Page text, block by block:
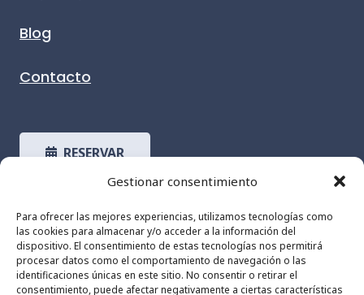
Gestionar consentimiento
Para ofrecer las mejores experiencias, utilizamos tecnologías como
las cookies para almacenar y/o acceder a la información del
dispositivo. El consentimiento de estas tecnologías nos permitirá
procesar datos como el comportamiento de navegación o las
identificaciones únicas en este sitio. No consentir o retirar el
consentimiento, puede afectar negativamente a ciertas características
Blog
Contacto
RESERVAR
Lunes a Domingo 9:00 – 22:00
Puerto de Málaga, 29016, Málaga